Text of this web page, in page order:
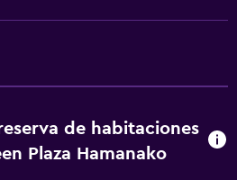
de habitaciones
Plaza Hamanako